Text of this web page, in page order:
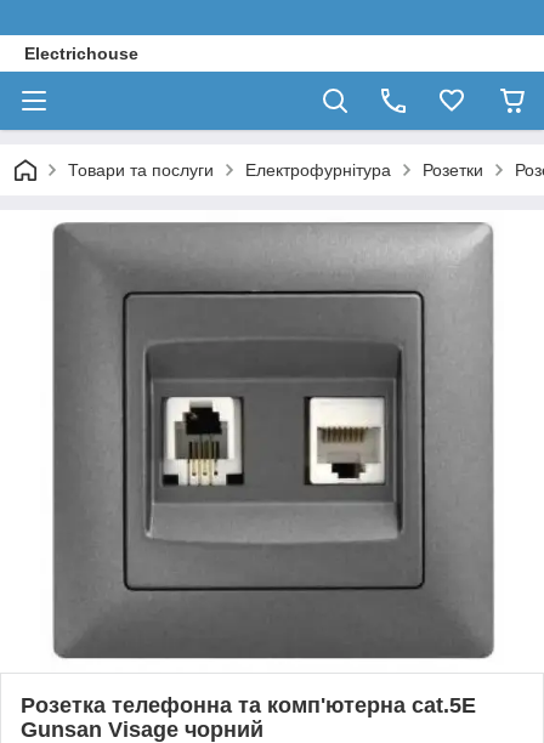
Electrichouse
Товари та послуги Електрофурнітура Розетки
Розетка телефонна та комп'ютерна cat.5E
Gunsan Visage чорний